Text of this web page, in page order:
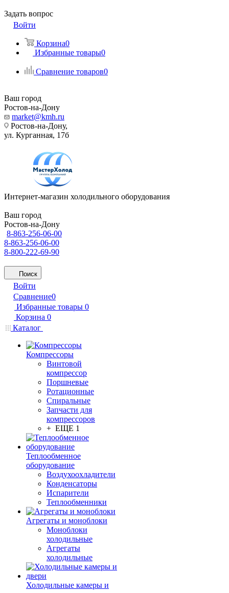
Задать вопрос
Войти
Корзина0
Избранные товары0
Сравнение товаров0
Ваш город
Ростов-на-Дону
market@kmh.ru
Ростов-на-Дону,
ул. Курганная, 17б
Интернет-магазин холодильного оборудования
Ваш город
Ростов-на-Дону
8-863-256-06-00
8-863-256-06-00
8-800-222-69-90
Поиск
Войти
Сравнение0
Избранные товары 0
Корзина 0
Каталог
Компрессоры
Винтовой
компрессор
Поршневые
Ротационные
Спиральные
Запчасти для
компрессоров
+ ЕЩЕ 1
Теплообменное
оборудование
Воздухоохладители
Конденсаторы
Испарители
Теплообменники
Агрегаты и моноблоки
Моноблоки
холодильные
Агрегаты
холодильные
Холодильные камеры и